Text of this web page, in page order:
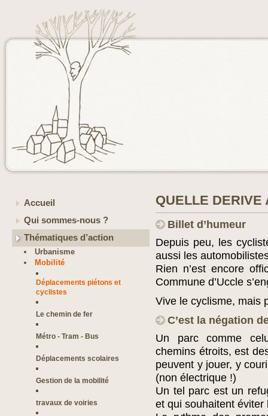
Accueil
Qui sommes-nous ?
Thématiques d’action
Urbanisme
Mobilité
Déplacements piétons et
cyclistes
Le chemin de fer
Métro - Tram - Bus
Déplacements scolaires
Gestion de la mobilité
travaux de voiries
QUELLE DERIVE
Billet d’humeur
Depuis peu, les
aussi les
Rien n’est encore
Commune d’Uccle
Vive le cyclisme, mais
C’est la négation
Un parc comme
chemins étroits, est
peuvent y jouer, y
(non électrique !)
Un tel parc est un
et qui souhaitent